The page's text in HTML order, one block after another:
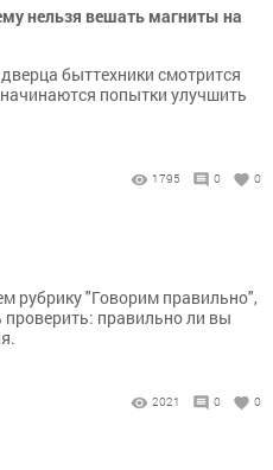
нельзя вешать магниты на
быттехники смотрится
попытки улучшить
1795 0 0
рубрику "Говорим правильно",
правильно ли вы
2021 0 0